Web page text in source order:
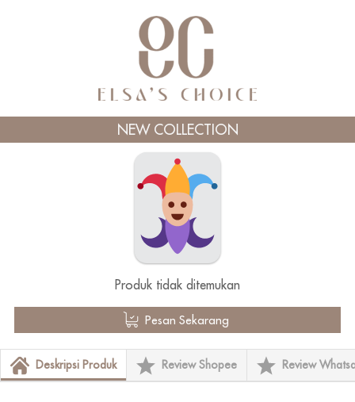
NEW COLLECTION
Produk tidak ditemukan
` Pesan Sekarang
Deskripsi Produk Review Shopee Review